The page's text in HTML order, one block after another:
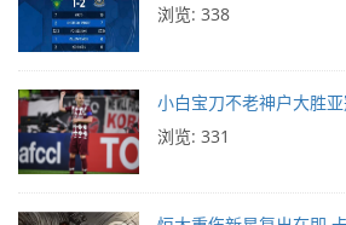
浏览: 338
小白宝刀不老神户大胜
浏览: 331